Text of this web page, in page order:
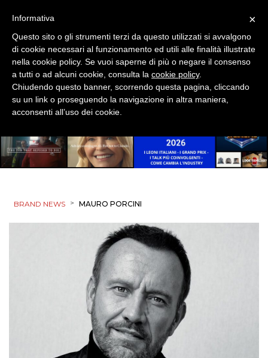
DATI
RICERCHE
NORMATIVE
BRAND NEWS > MAURO PORCINI
×
Informativa
Questo sito o gli strumenti terzi da questo utilizzati si avvalgono
di cookie necessari al funzionamento ed utili alle finalità illustrate
nella cookie policy. Se vuoi saperne di più o negare il consenso
a tutti o ad alcuni cookie, consulta la cookie policy.
Chiudendo questo banner, scorrendo questa pagina, cliccando
su un link o proseguendo la navigazione in altra maniera,
acconsenti all’uso dei cookie.